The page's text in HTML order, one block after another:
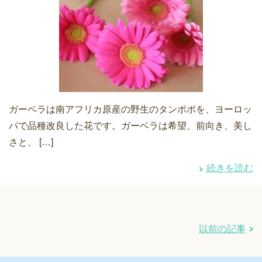
ガーベラは南アフリカ原産の野生のタンポポを、ヨーロッ
パで品種改良した花です。ガーベラは希望、前向き、美し
さと、 […]
続きを読む
以前の記事